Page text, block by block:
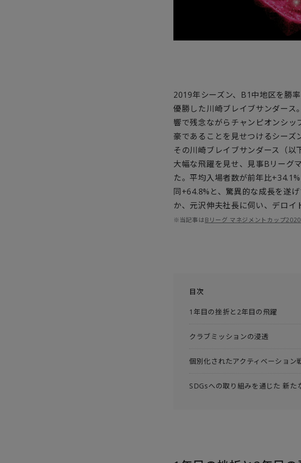
2019年シーズン、B1中地区を勝
優勝した川崎ブレイブサンダー
響で残念ながらチャンピオンシ
豪であることを見せつけるシーズ
その川崎ブレイブサンダース（
大幅な飛躍を見せ、見事Bリーグ
た。平均入場者数が前年比
同+64.8%と、驚異的な成長を遂
か、元沢伸夫社長に伺い、デロイ
※当記事はBリーグ マネジメントカップ
目次
1年目の挫折と2年目の飛躍
クラブミッションの浸透
個別化されたアクティベーション
SDGsへの取り組みを通じた 新た